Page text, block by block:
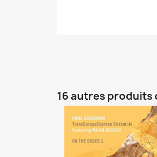
16 autres produits